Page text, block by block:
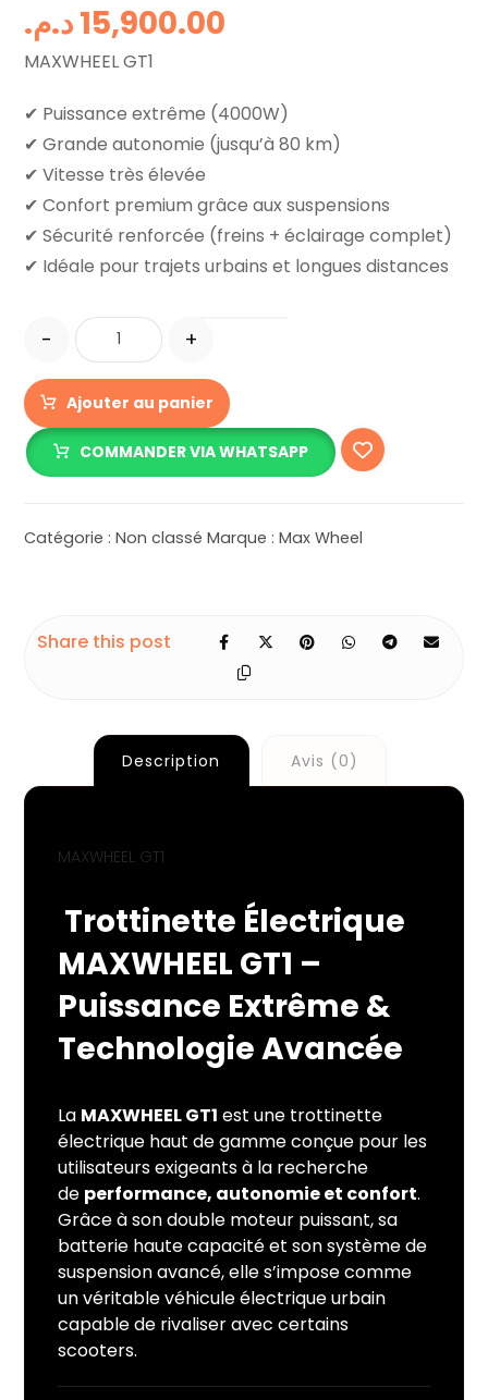
15,900.00د.م.
MAXWHEEL GT1
✔ Puissance extrême (4000W)
✔ Grande autonomie (jusqu’à 80 km)
✔ Vitesse très élevée
✔ Confort premium grâce aux suspensions
✔ Sécurité renforcée (freins + éclairage complet)
✔ Idéale pour trajets urbains et longues distances
- +
Ajouter au panier
COMMANDER VIA WHATSAPP
Catégorie :Non classé Marque :Max Wheel
Description Avis (0)
MAXWHEEL GT1
Trottinette Électrique
MAXWHEEL GT1 –
Puissance Extrême &
Technologie Avancée
La MAXWHEEL GT1 est une trottinette
électrique haut de gamme conçue pour les
utilisateurs exigeants à la recherche
de performance, autonomie et confort.
Grâce à son double moteur puissant, sa
batterie haute capacité et son système de
suspension avancé, elle s’impose comme
un véritable véhicule électrique urbain
capable de rivaliser avec certains
scooters.